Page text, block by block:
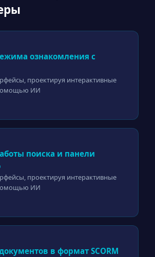
ознакомления с
проектируя интерактивные
ИИ
поиска и панели
проектируя интерактивные
ИИ
в формат SCORM